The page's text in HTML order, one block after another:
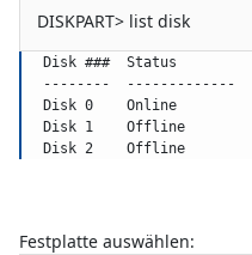
DISKPART> list disk
Disk ###  Status
--------  -------------
Disk 0    Online
Disk 1    Offline
Disk 2    Offline
Festplatte auswählen: